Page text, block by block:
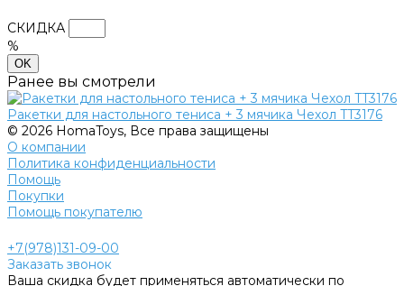
СКИДКА
%
OK
Ранее вы смотрели
Ракетки для настольного тениса + 3 мячика Чехол TT3176
© 2026 HomaToys, Все права защищены
О компании
Политика конфиденциальности
Помощь
Покупки
Помощь покупателю
+7(978)131-09-00
Заказать звонок
Ваша скидка будет применяться автоматически по